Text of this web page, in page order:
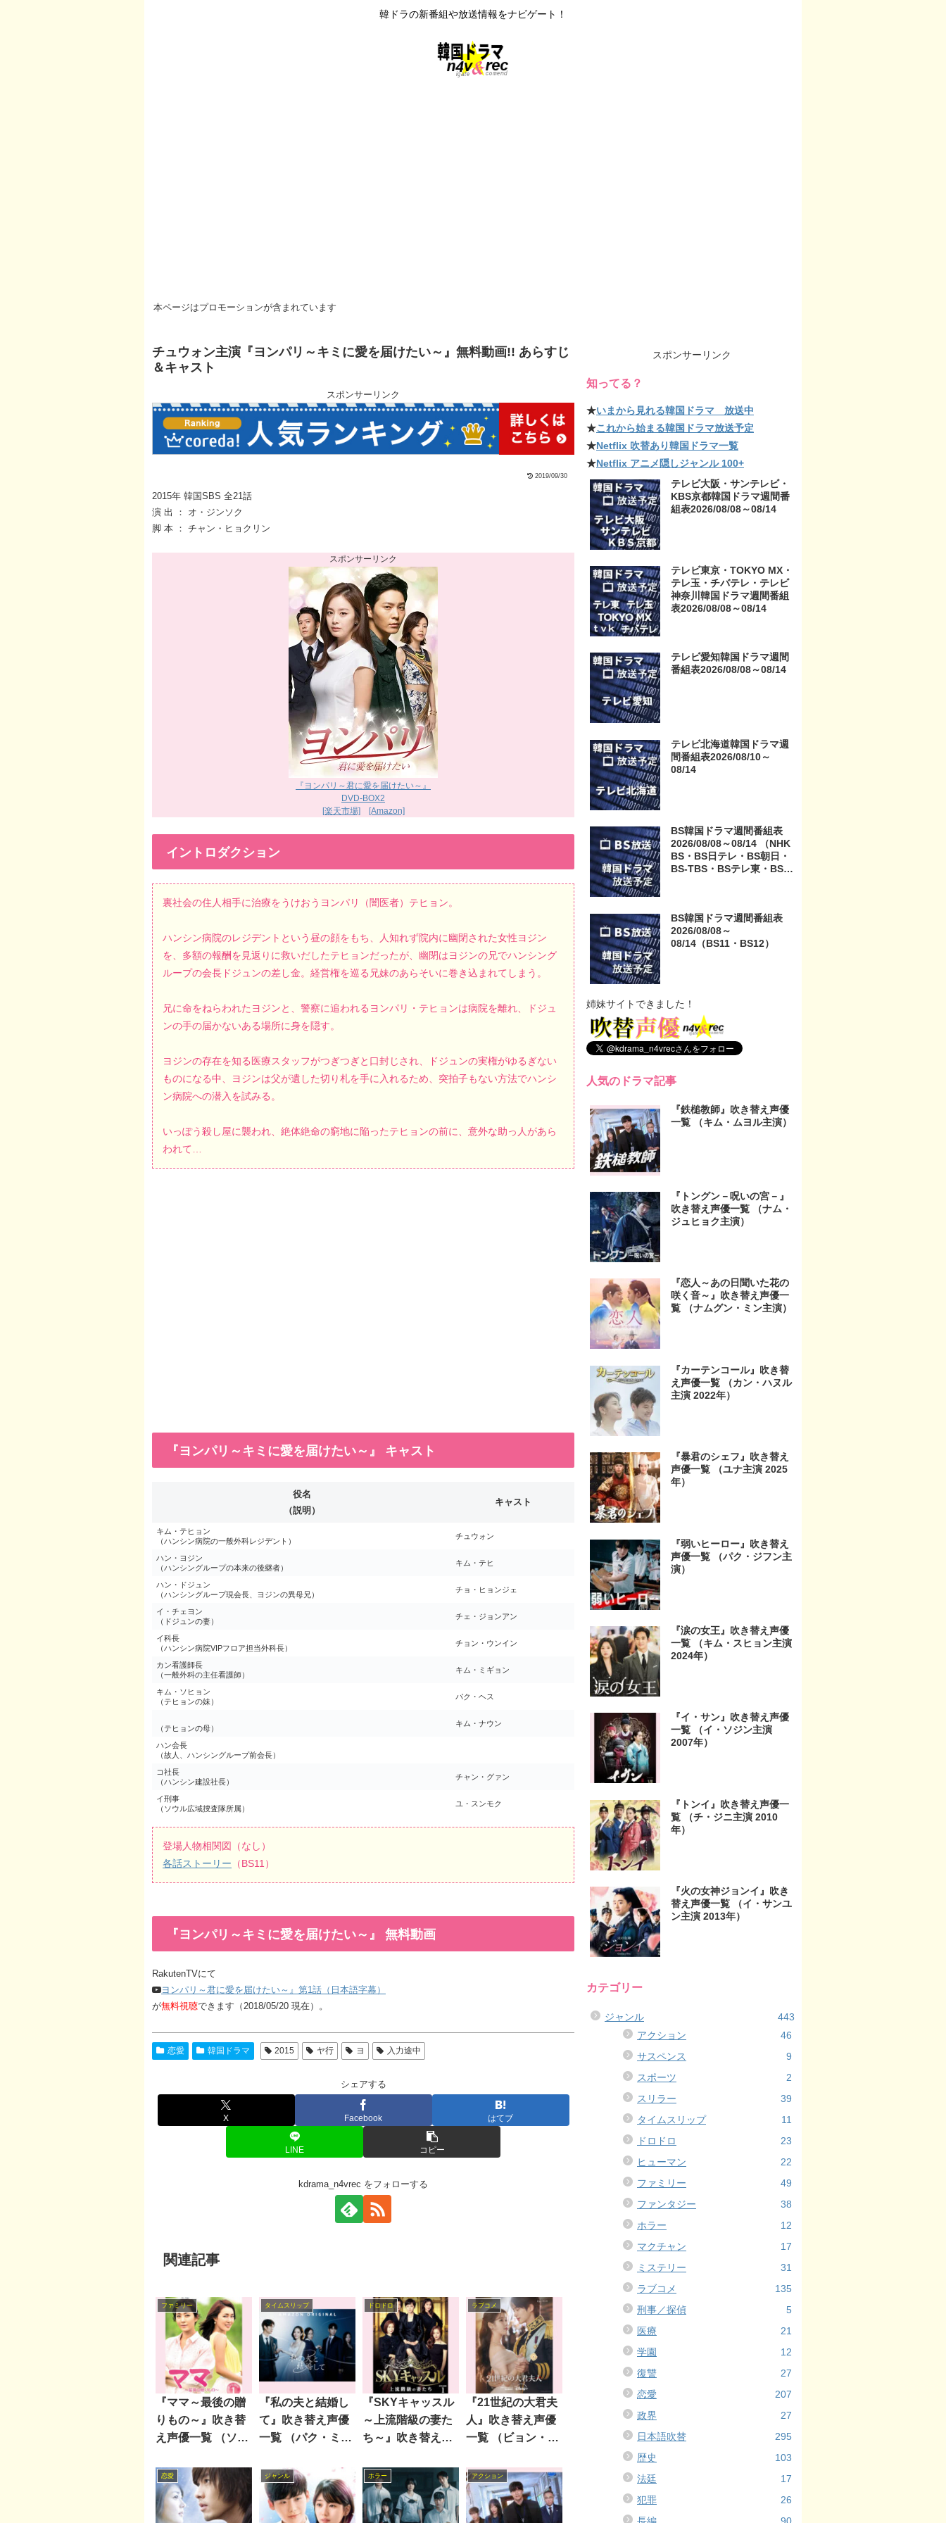
韓ドラの新番組や放送情報をナビゲート！
本ページはプロモーションが含まれています
チュウォン主演『ヨンパリ～キミに愛を届けたい～』無料動画!! あらすじ
＆キャスト
スポンサーリンク
2019/09/30
2015年 韓国SBS 全21話
演 出 ： オ・ジンソク
脚 本 ： チャン・ヒョクリン
『ヨンパリ～君に愛を届けたい～』
DVD-BOX2
[楽天市場]
[Amazon]
イントロダクション
裏社会の住人相手に治療をうけおうヨンパリ（闇医者）テヒョン。
ハンシン病院のレジデントという昼の顔をもち、人知れず院内に幽閉された女性ヨジン
を、多額の報酬を見返りに救いだしたテヒョンだったが、幽閉はヨジンの兄でハンシング
ループの会長ドジュンの差し金。経営権を巡る兄妹のあらそいに巻き込まれてしまう。
兄に命をねらわれたヨジンと、警察に追われるヨンパリ・テヒョンは病院を離れ、ドジュ
ンの手の届かないある場所に身を隠す。
ヨジンの存在を知る医療スタッフがつぎつぎと口封じされ、ドジュンの実権がゆるぎない
ものになる中、ヨジンは父が遺した切り札を手に入れるため、突拍子もない方法でハンシ
ン病院への潜入を試みる。
いっぽう殺し屋に襲われ、絶体絶命の窮地に陥ったテヒョンの前に、意外な助っ人があら
われて…
『ヨンパリ～キミに愛を届けたい～』 キャスト
役名
（説明）
キャスト
キム・テヒョン
（ハンシン病院の一般外科レジデント）
チュウォン
ハン・ヨジン
（ハンシングループの本来の後継者）
キム・テヒ
ハン・ドジュン
（ハンシングループ現会長、ヨジンの異母兄）
チョ・ヒョンジェ
イ・チェヨン
（ドジュンの妻）
チェ・ジョンアン
イ科長
（ハンシン病院VIPフロア担当外科長）
チョン・ウンイン
カン看護師長
（一般外科の主任看護師）
キム・ミギョン
キム・ソヒョン
（テヒョンの妹）
パク・ヘス
（テヒョンの母）
キム・ナウン
ハン会長
（故人、ハンシングループ前会長）
コ社長
（ハンシン建設社長）
チャン・グァン
イ刑事
（ソウル広域捜査隊所属）
ユ・スンモク
登場人物相関図（なし）
各話ストーリー （BS11）
『ヨンパリ～キミに愛を届けたい～』 無料動画
RakutenTVにて
ヨンパリ～君に愛を届けたい～』第1話（日本語字幕）
が無料視聴できます（2018/05/20 現在）。
恋愛 韓国ドラマ 2015 ヤ行 ヨ 入力途中
シェアする
X Facebook はてブ
LINE コピー
kdrama_n4vrec をフォローする
関連記事
ファミリー
『ママ～最後の贈
りもの～』吹き替
え声優一覧 （ソ
タイムスリップ
『私の夫と結婚し
て』吹き替え声優
一覧 （パク・ミニ
ドロドロ
『SKYキャッスル
～上流階級の妻た
ち～』吹き替え声
ラブコメ
『21世紀の大君夫
人』吹き替え声優
一覧 （ビョン・ウ
恋愛 ジャンル ホラー アクション
スポンサーリンク
知ってる？
★いまから見れる韓国ドラマ 放送中
★これから始まる韓国ドラマ放送予定
★Netflix 吹替あり韓国ドラマ一覧
★Netflix アニメ隠しジャンル 100+
テレビ大阪・サンテレビ・
KBS京都韓国ドラマ週間番
組表2026/08/08～08/14
テレビ東京・TOKYO MX・
テレ玉・チバテレ・テレビ
神奈川韓国ドラマ週間番組
表2026/08/08～08/14
テレビ愛知韓国ドラマ週間
番組表2026/08/08～08/14
テレビ北海道韓国ドラマ週
間番組表2026/08/10～
08/14
BS韓国ドラマ週間番組表
2026/08/08～08/14 （NHK
BS・BS日テレ・BS朝日・
BS-TBS・BSテレ東・BSフ
BS韓国ドラマ週間番組表
2026/08/08～
08/14（BS11・BS12）
姉妹サイトできました！
人気のドラマ記事
『鉄槌教師』吹き替え声優
一覧 （キム・ムヨル主演）
『トングン－呪いの宮－』
吹き替え声優一覧 （ナム・
ジュヒョク主演）
『恋人～あの日聞いた花の
咲く音～』吹き替え声優一
覧 （ナムグン・ミン主演）
『カーテンコール』吹き替
え声優一覧 （カン・ハヌル
主演 2022年）
『暴君のシェフ』吹き替え
声優一覧 （ユナ主演 2025
年）
『弱いヒーロー』吹き替え
声優一覧 （パク・ジフン主
演）
『涙の女王』吹き替え声優
一覧 （キム・スヒョン主演
2024年）
『イ・サン』吹き替え声優
一覧 （イ・ソジン主演
2007年）
『トンイ』吹き替え声優一
覧 （チ・ジニ主演 2010
年）
『火の女神ジョンイ』吹き
替え声優一覧 （イ・サンユ
ン主演 2013年）
カテゴリー
ジャンル
443
アクション
46
サスペンス
9
スポーツ
2
スリラー
39
タイムスリップ
11
ドロドロ
23
ヒューマン
22
ファミリー
49
ファンタジー
38
ホラー
12
マクチャン
17
ミステリー
31
ラブコメ
135
刑事／探偵
5
医療
21
学園
12
復讐
27
恋愛
207
政界
27
日本語吹替
295
歴史
103
法廷
17
犯罪
26